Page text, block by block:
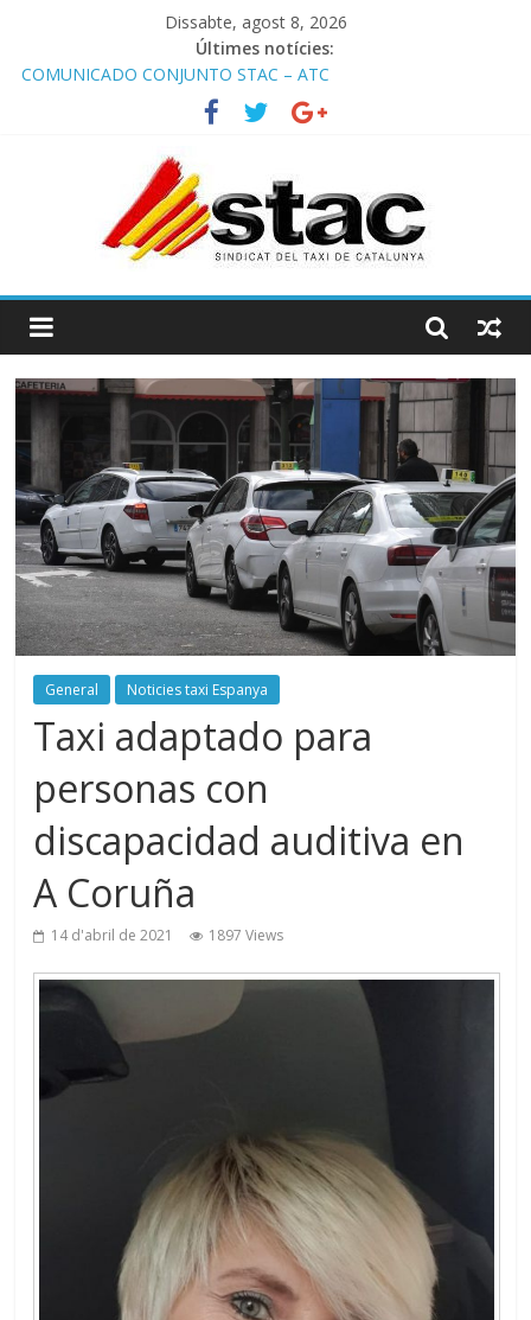
Dissabte, agost 8, 2026
Últimes notícies:
COMUNICADO CONJUNTO STAC – ATC
Comunicado STAC/ ATC de la reunión con los Mossos d
‘Esquadra del aeropuerto de Barcelona.
Programa de Radio TAXI LIBRE 29.07.2026 en COOLTURA FM.
STAC/ATC SOLICITAN TAULA TÈCNICA PARA MEJORAR LA
OPERATIVA DE ENTRADA EN EL PUERTO DE BARCELONA.
Programa de Radio TAXI LIBRE 22.07.2026 en COOLTURA FM.
General Noticies taxi Espanya
Taxi adaptado para
personas con
discapacidad auditiva en
A Coruña
14 d'abril de 2021 1897 Views